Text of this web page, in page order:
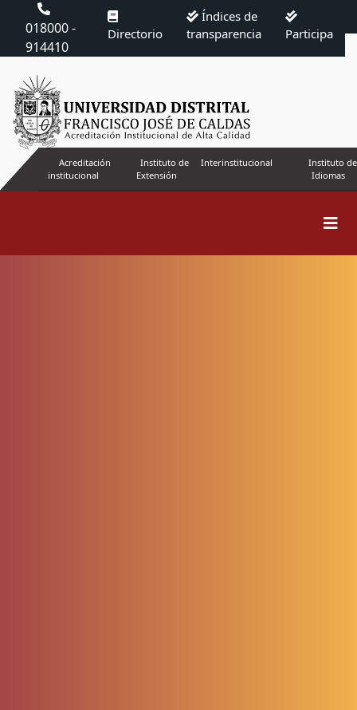
018000 -
914410
Directorio
Índices de
transparencia
Participa
Acreditación
institucional
Instituto de
Extensión
Interinstitucional
Instituto de
Idiomas